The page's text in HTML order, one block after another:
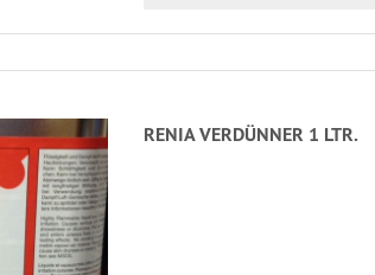
RENIA VERDÜNNER 1 LTR.